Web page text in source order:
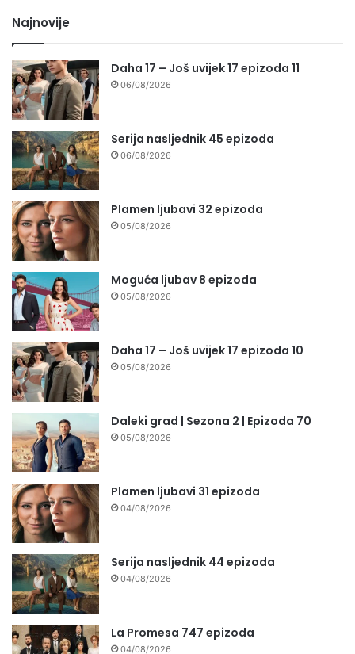
Najnovije
Daha 17 – Još uvijek 17 epizoda 11
06/08/2026
Serija nasljednik 45 epizoda
06/08/2026
Plamen ljubavi 32 epizoda
05/08/2026
Moguća ljubav 8 epizoda
05/08/2026
Daha 17 – Još uvijek 17 epizoda 10
05/08/2026
Daleki grad | Sezona 2 | Epizoda 70
05/08/2026
Plamen ljubavi 31 epizoda
04/08/2026
Serija nasljednik 44 epizoda
04/08/2026
La Promesa 747 epizoda
04/08/2026